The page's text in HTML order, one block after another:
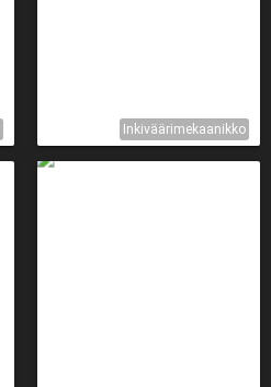
Inkiväärimekaanikko